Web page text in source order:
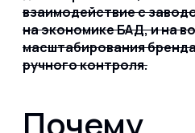
взаимодействие с
на экономике БАД, и на
масштабирования
ручного контроля.
Почему